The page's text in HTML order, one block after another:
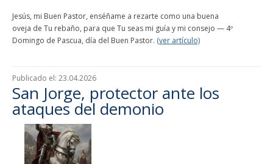
Jesús, mi Buen Pastor, enséñame a rezarte como una buena
oveja de Tu rebaño, para que Tu seas mi guía y mi consejo — 4º
Domingo de Pascua, día del Buen Pastor. (ver artículo)
Publicado el: 23.04.2026
San Jorge, protector ante los
ataques del demonio